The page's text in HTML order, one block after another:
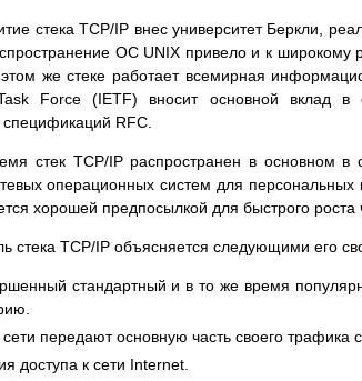
стека TCP/IP внес университет Беркли,
ОС UNIX привело и к широкому
же стеке работает всемирная
Force (IETF) вносит основной вклад в
RFC.
стек TCP/IP распространен в основном
операционных систем для
хорошей предпосылкой для быстрого роста
стека TCP/IP объясняется следующими его
стандартный и в то же время
передают основную часть своего трафика
доступа к сети Internet.